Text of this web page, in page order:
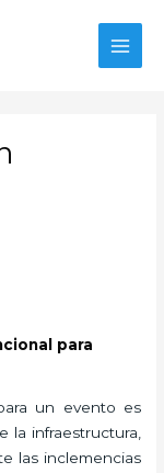
para
un evento es
infraestructura,
las inclemencias